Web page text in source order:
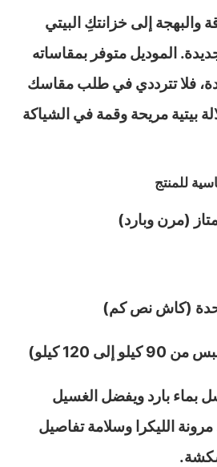
إلى خزانتكِ البيتي
الموديل متوفر بمقاساته
فلا تترددي في طلب مقاسك
بيتية مريحة وقمة في الشياكة
للمنتج
(مرن وبارد)
(كاش نص كم)
120 كيلو)
بماء بارد ويفضل الغسيل
الليكرا وسلامة تفاصيل